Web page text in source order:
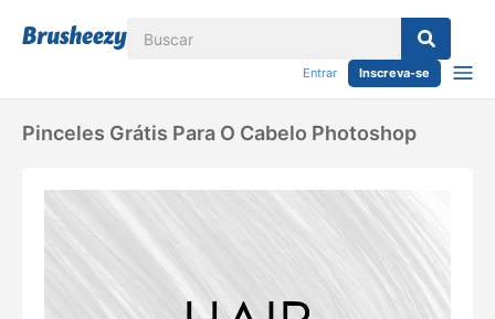
Entrar Inscreva-se
Pinceles Grátis Para O Cabelo Photoshop